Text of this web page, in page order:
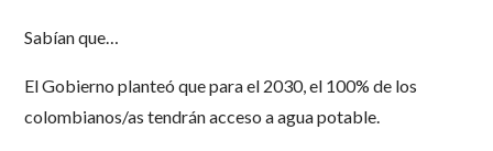
Sabían que…
El Gobierno planteó que para el 2030, el 100% de los
colombianos/as tendrán acceso a agua potable.